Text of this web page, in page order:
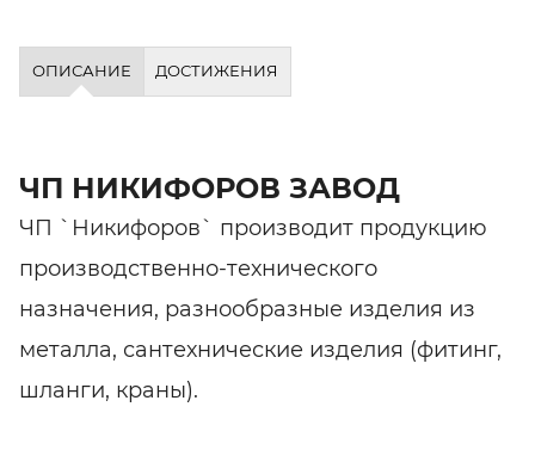
ОПИСАНИЕ ДОСТИЖЕНИЯ
ЧП НИКИФОРОВ ЗАВОД
ЧП `Никифоров` производит продукцию
производственно-технического
назначения, разнообразные изделия из
металла, сантехнические изделия (фитинг,
шланги, краны).